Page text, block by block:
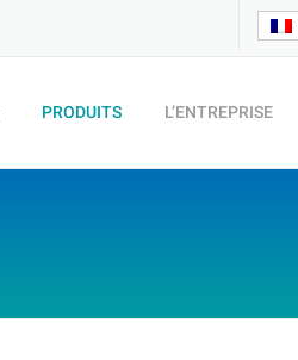
PRODUITS L’ENTREPRISE